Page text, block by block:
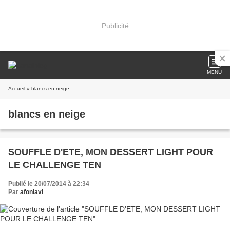
Publicité
MENU
Accueil » blancs en neige
blancs en neige
SOUFFLE D'ETE, MON DESSERT LIGHT POUR
LE CHALLENGE TEN
Publié le 20/07/2014 à 22:34
Par afonlavi